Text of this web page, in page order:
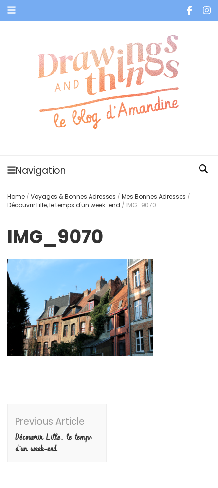
Navigation
Home / Voyages & Bonnes Adresses / Mes Bonnes Adresses /
Découvrir Lille, le temps d'un week-end / IMG_9070
IMG_9070
Navigation
Previous Article
Découvrir Lille, le temps
d’un week-end